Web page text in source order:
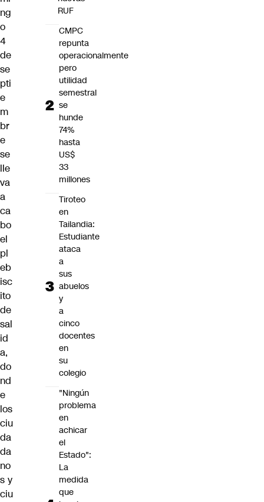
ng
o
4
de
se
pti
e
m
br
e
se
lle
va
a
ca
bo
el
pl
eb
isc
ito
de
sal
id
a,
do
nd
e
los
ciu
da
da
no
s y
ciu
RUF
CMPC
repunta
operacionalmente
pero
utilidad
semestral
se
hunde
74%
hasta
US$
33
millones
Tiroteo
en
Tailandia:
Estudiante
ataca
a
sus
abuelos
y
a
cinco
docentes
en
su
colegio
"Ningún
problema
en
achicar
el
Estado":
La
medida
que